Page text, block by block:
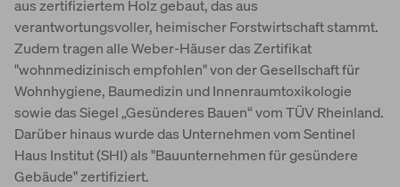
aus zertifiziertem Holz gebaut, das aus
verantwortungsvoller, heimischer Forstwirtschaft stammt.
Zudem tragen alle Weber-Häuser das Zertifikat
"wohnmedizinisch empfohlen" von der Gesellschaft für
Wohnhygiene, Baumedizin und Innenraumtoxikologie
sowie das Siegel „Gesünderes Bauen“ vom TÜV Rheinland.
Darüber hinaus wurde das Unternehmen vom Sentinel
Haus Institut (SHI) als "Bauunternehmen für gesündere
Gebäude" zertifiziert.